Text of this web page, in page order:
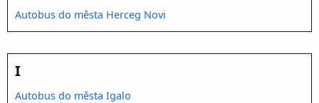
Autobus do města Herceg Novi
I
Autobus do města Igalo